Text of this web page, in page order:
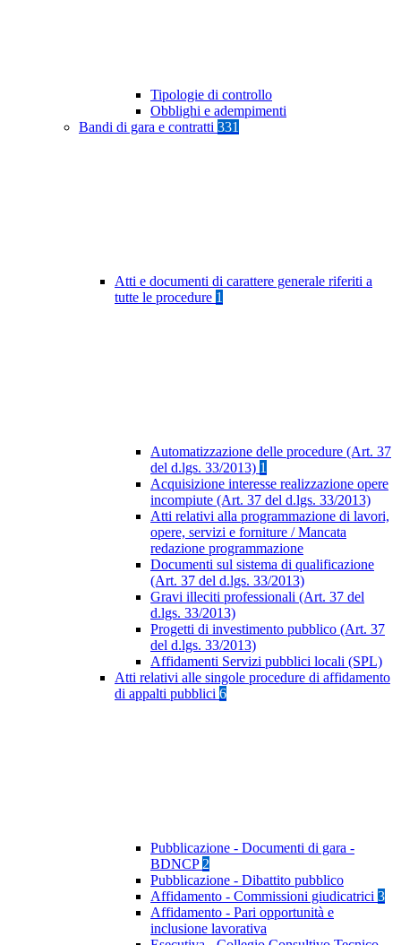
Tipologie di controllo
Obblighi e adempimenti
Bandi di gara e contratti 331
Atti e documenti di carattere generale riferiti a
tutte le procedure 1
Automatizzazione delle procedure (Art. 37
del d.lgs. 33/2013) 1
Acquisizione interesse realizzazione opere
incompiute (Art. 37 del d.lgs. 33/2013)
Atti relativi alla programmazione di lavori,
opere, servizi e forniture / Mancata
redazione programmazione
Documenti sul sistema di qualificazione
(Art. 37 del d.lgs. 33/2013)
Gravi illeciti professionali (Art. 37 del
d.lgs. 33/2013)
Progetti di investimento pubblico (Art. 37
del d.lgs. 33/2013)
Affidamenti Servizi pubblici locali (SPL)
Atti relativi alle singole procedure di affidamento
di appalti pubblici 6
Pubblicazione - Documenti di gara -
BDNCP 2
Pubblicazione - Dibattito pubblico
Affidamento - Commissioni giudicatrici 3
Affidamento - Pari opportunità e
inclusione lavorativa